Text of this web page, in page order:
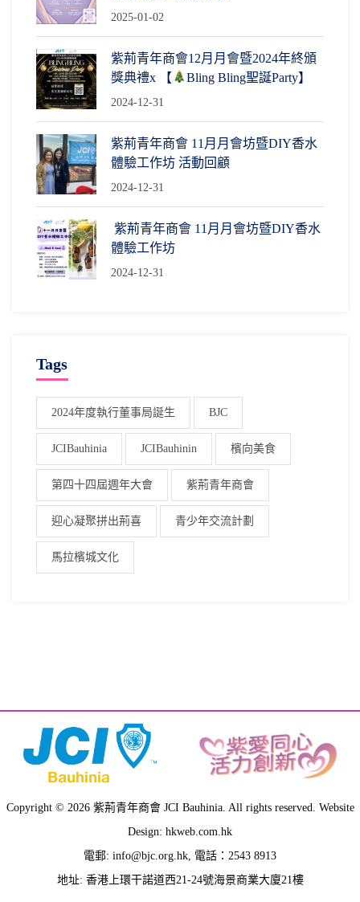
2025-01-02
紫荊青年商會12月月會暨2024年終頒
獎典禮x 【
Bling Bling聖誕Party】
2024-12-31
紫荊青年商會 11月月會坊暨DIY香水
體驗工作坊 活動回顧
2024-12-31
紫荊青年商會 11月月會坊暨DIY香水
體驗工作坊
2024-12-31
Tags
2024年度執行董事局誕生 BJC
JCIBauhinia JCIBauhinin 檳向美食
第四十四屆週年大會 紫荊青年商會
迎心凝聚拼出荊喜 青少年交流計劃
馬拉檳城文化
Copyright © 2026 紫荊青年商會 JCI Bauhinia. All rights reserved. Website
Design: hkweb.com.hk
電郵: info@bjc.org.hk, 電話：2543 8913
地址: 香港上環干諾道西21-24號海景商業大廈21樓